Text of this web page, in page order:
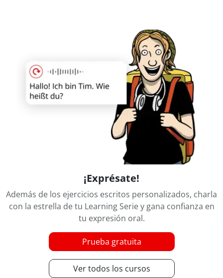
¡Exprésate!
Además de los ejercicios escritos personalizados, charla
con la estrella de tu Learning Serie y gana confianza en
tu expresión oral.
Prueba gratuita
Ver todos los cursos